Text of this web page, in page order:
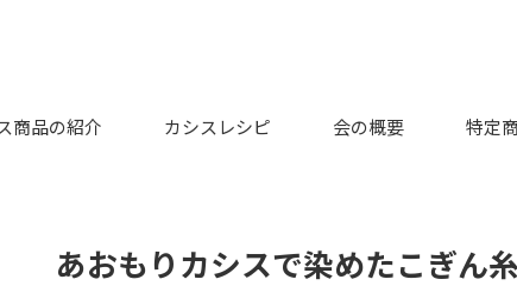
商品の紹介 カシスレシピ 会の概要 特定
あおもりカシスで染めたこぎん